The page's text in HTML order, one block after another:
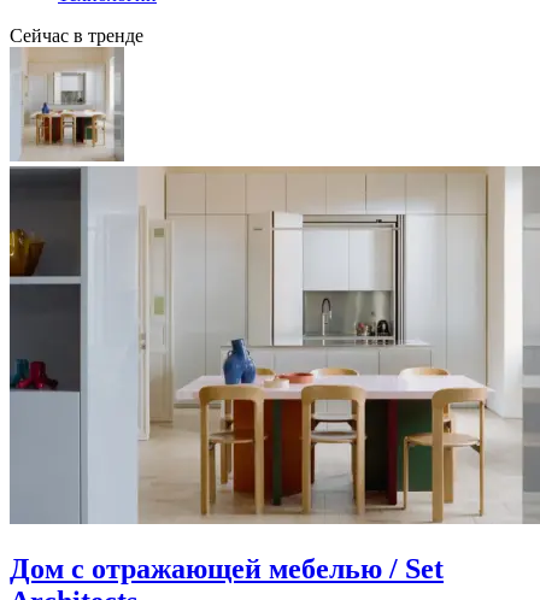
Сейчас в тренде
Дом с отражающей мебелью / Set